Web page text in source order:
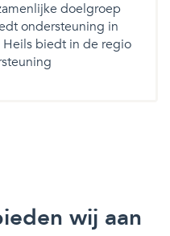
doelgroep
ondersteuning in
biedt in de regio
wij aan